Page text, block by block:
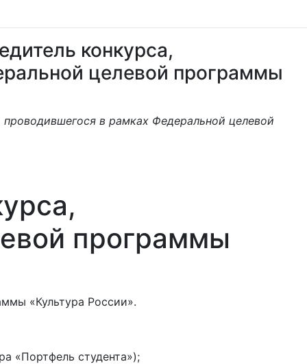
конкурса,
целевой программы
в рамках Федеральной целевой
программы
«Культура России».
«Портфель студента»);